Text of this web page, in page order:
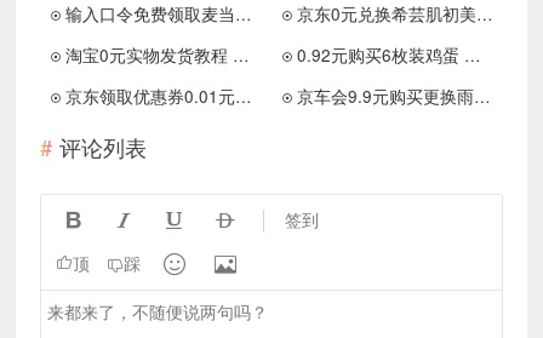
输入口令免费领取麦当劳麦麦脆汁鸡
京东0元兑换希芸肌初美容液或牙膏
淘宝0元实物发货教程 这才是薅羊毛！
0.92元购买6枚装鸡蛋 先领0.68元优惠卷
京东领取优惠券0.01元购买50只口罩
京车会9.9元购买更换雨刮项目
评论列表
    签到
顶 踩  